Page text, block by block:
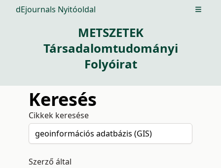
dEjournals Nyitóoldal Open
METSZETEK
Társadalomtudományi
Folyóirat
Keresés
Cikkek keresése
Szerző által